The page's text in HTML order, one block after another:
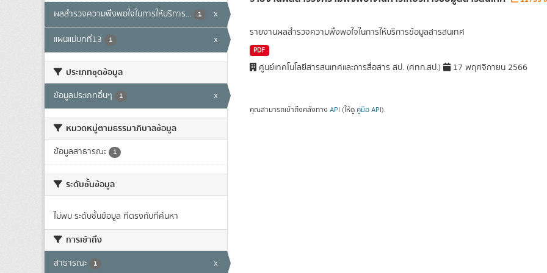
ผลสำรวจความพึงพอใจในการให้บริการ... 1 x
แผนแม่บทที่13 1 x
ประเภทชุดข้อมูล
ข้อมูลประเภทอื่นๆ 1 x
หมวดหมู่ตามธรรมาภิบาลข้อมูล
ข้อมูลสาธารณะ 1
ระดับชั้นข้อมูล
ไม่พบ ระดับชั้นข้อมูล ที่ตรงกับที่ค้นหา
การเข้าถึง
สาธารณะ 1 x
รายงานผลสำรวจความพึงพอใจในการให้บริการข้อมูลสารสนเทศ
PDF
ศูนย์เทคโนโลยีสารสนเทศและการสื่อสาร สป. (ศทก.สป.) 17 พฤศจิกายน 2566
คุณสามารถเข้าถึงคลังทาง API (ให้ดู คู่มือ API).